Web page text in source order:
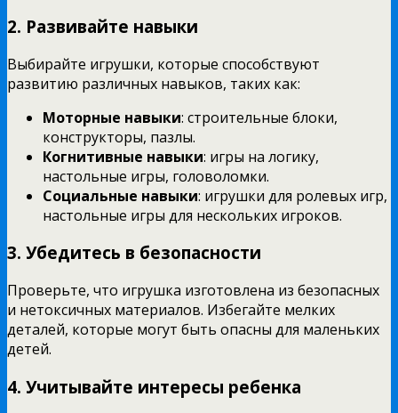
2. Развивайте навыки
Выбирайте игрушки, которые способствуют
развитию различных навыков, таких как:
Моторные навыки: строительные блоки,
конструкторы, пазлы.
Когнитивные навыки: игры на логику,
настольные игры, головоломки.
Социальные навыки: игрушки для ролевых игр,
настольные игры для нескольких игроков.
3. Убедитесь в безопасности
Проверьте, что игрушка изготовлена из безопасных
и нетоксичных материалов. Избегайте мелких
деталей, которые могут быть опасны для маленьких
детей.
4. Учитывайте интересы ребенка